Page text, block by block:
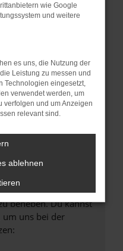
Browser und dein
neuesten Stand
nur ein
auch dazu
nicht mehr
Schritte versucht
Wir werden
beheben. Du kannst
um uns bei der
wie Google
und weitere
es uns, die Nutzung der
Leistung zu messen und
Technologien eingesetzt,
verwendet werden, um
verfolgen und um Anzeigen
relevant sind.
ablehnen